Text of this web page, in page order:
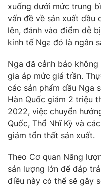
xuống dưới mức trung
vấn đề về sản xuất dầu
lên, đánh vào điểm dễ
kinh tế Nga đó là ngân
Nga đã cảnh báo
gia áp mức giá trần.
các sản phẩm dầu Nga
Hàn Quốc giảm 2 triệu
2022, việc chuyển
Quốc, Thổ Nhĩ Kỳ và
giảm tổn thất sản xuất.
Theo Cơ quan Năng
sản lượng lớn để đáp
điều này có thể sẽ gây